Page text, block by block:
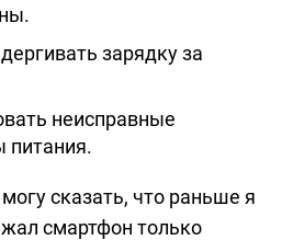
зарядку за
неисправные
питания.
сказать, что раньше я
смартфон только